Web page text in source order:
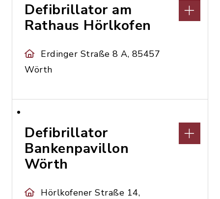
Defibrillator am
Rathaus Hörlkofen
Erdinger Straße 8 A, 85457
Wörth
Defibrillator
Bankenpavillon
Wörth
Hörlkofener Straße 14,